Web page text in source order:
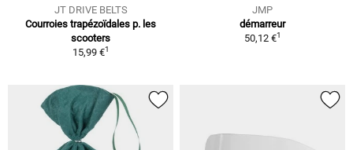
JT DRIVE BELTS
Courroies trapézoïdales p. les
scooters
15,99 €1
JMP
démarreur
50,12 €1